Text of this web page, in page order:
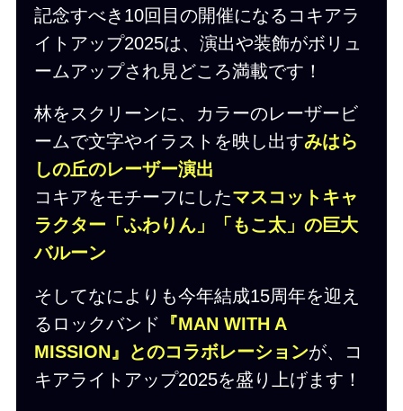
記念すべき10回目の開催になるコキアラ
イトアップ2025は、演出や装飾がボリュ
ームアップされ見どころ満載です！
林をスクリーンに、カラーのレーザービ
ームで文字やイラストを映し出すみはら
しの丘のレーザー演出
コキアをモチーフにしたマスコットキャ
ラクター「ふわりん」「もこ太」の巨大
バルーン
そしてなによりも今年結成15周年を迎え
るロックバンド 『MAN WITH A
MISSION』とのコラボレーションが、コ
キアライトアップ2025を盛り上げます！